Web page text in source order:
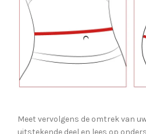
Meet vervolgens de omtrek van